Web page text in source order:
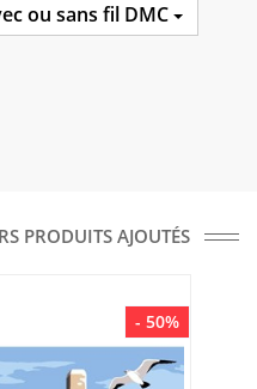
ou sans fil DMC
PRODUITS AJOUTÉS
- 50%